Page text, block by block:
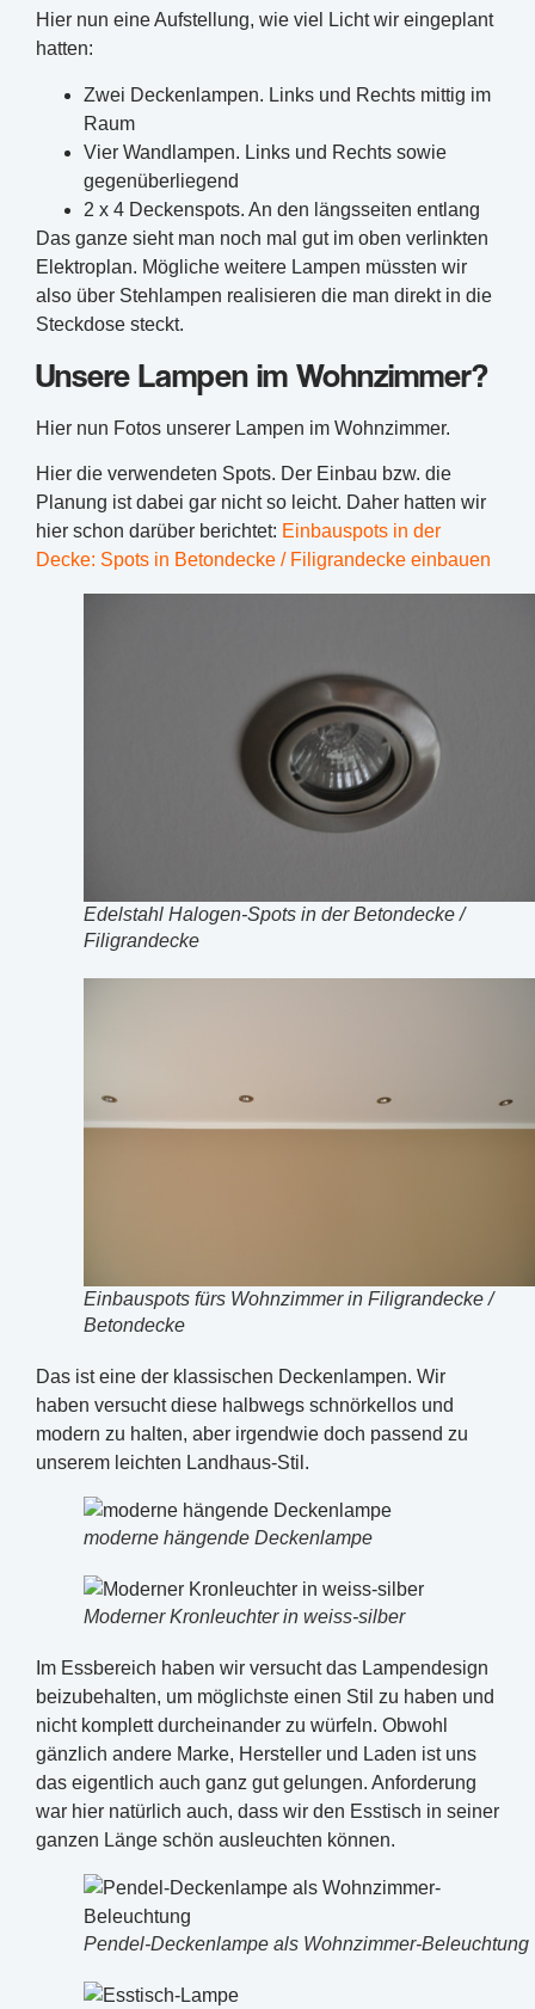
Hier nun eine Aufstellung, wie viel Licht wir eingeplant
hatten:
Zwei Deckenlampen. Links und Rechts mittig im
Raum
Vier Wandlampen. Links und Rechts sowie
gegenüberliegend
2 x 4 Deckenspots. An den längsseiten entlang
Das ganze sieht man noch mal gut im oben verlinkten
Elektroplan. Mögliche weitere Lampen müssten wir
also über Stehlampen realisieren die man direkt in die
Steckdose steckt.
Unsere Lampen im Wohnzimmer?
Hier nun Fotos unserer Lampen im Wohnzimmer.
Hier die verwendeten Spots. Der Einbau bzw. die
Planung ist dabei gar nicht so leicht. Daher hatten wir
hier schon darüber berichtet: Einbauspots in der
Decke: Spots in Betondecke / Filigrandecke einbauen
Edelstahl Halogen-Spots in der Betondecke /
Filigrandecke
Einbauspots fürs Wohnzimmer in Filigrandecke /
Betondecke
Das ist eine der klassischen Deckenlampen. Wir
haben versucht diese halbwegs schnörkellos und
modern zu halten, aber irgendwie doch passend zu
unserem leichten Landhaus-Stil.
moderne hängende Deckenlampe
Moderner Kronleuchter in weiss-silber
Im Essbereich haben wir versucht das Lampendesign
beizubehalten, um möglichste einen Stil zu haben und
nicht komplett durcheinander zu würfeln. Obwohl
gänzlich andere Marke, Hersteller und Laden ist uns
das eigentlich auch ganz gut gelungen. Anforderung
war hier natürlich auch, dass wir den Esstisch in seiner
ganzen Länge schön ausleuchten können.
Pendel-Deckenlampe als Wohnzimmer-Beleuchtung